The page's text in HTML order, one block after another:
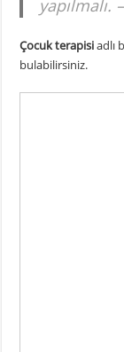
yapılmalı.
Çocuk terapisiadlı
bulabilirsiniz.